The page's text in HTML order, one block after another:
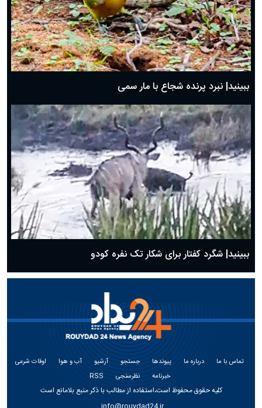
ببینید| نبرد پرنده شجاع با مار سمی
ببینید| شگرد کفتار برای شکار تک نفره کودو
تماس با ما درباره ما پیوندها جستجو آرشیو آب و هوا
اوقات شرعی
خبرنامه
نظرسنجی RSS
کلیه حقوق محفوظ است،استفاده از مطالب با ذکر منبع بلامانع است